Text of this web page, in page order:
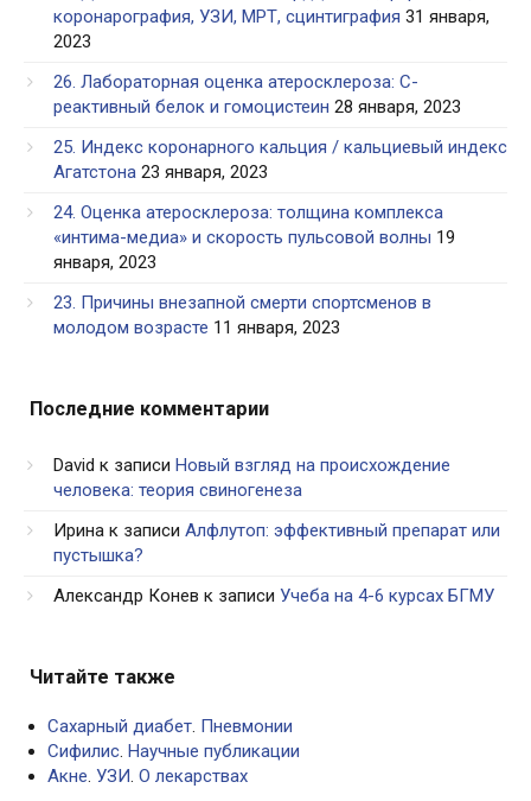
коронарография, УЗИ, МРТ, сцинтиграфия 31 января,
2023
26. Лабораторная оценка атеросклероза: С-
реактивный белок и гомоцистеин 28 января, 2023
25. Индекс коронарного кальция / кальциевый индекс
Агатстона 23 января, 2023
24. Оценка атеросклероза: толщина комплекса
«интима-медиа» и скорость пульсовой волны 19
января, 2023
23. Причины внезапной смерти спортсменов в
молодом возрасте 11 января, 2023
Последние комментарии
David к записи Новый взгляд на происхождение
человека: теория свиногенеза
Ирина к записи Алфлутоп: эффективный препарат или
пустышка?
Александр Конев к записи Учеба на 4-6 курсах БГМУ
Читайте также
Сахарный диабет. Пневмонии
Сифилис. Научные публикации
Акне. УЗИ. О лекарствах